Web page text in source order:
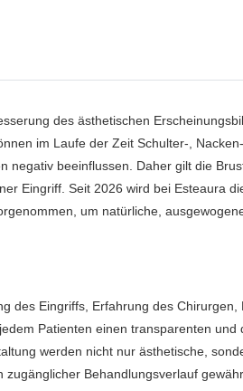
des ästhetischen
im Laufe der Zeit Schulter-,
negativ beeinflussen. Daher gilt die
Eingriff. Seit 2026 wird bei Esteaura
um natürliche,
des Eingriffs, Erfahrung des Chirurgen,
Patienten einen transparenten und
werden nicht nur ästhetische,
Behandlungsverlauf